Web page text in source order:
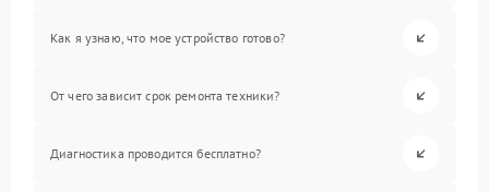
Как я узнаю, что мое устройство готово?
От чего зависит срок ремонта техники?
Диагностика проводится бесплатно?